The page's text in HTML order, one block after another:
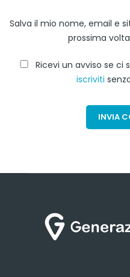
Salva il mio nome, email e
prossima
Ricevi un avviso se ci
iscriviti